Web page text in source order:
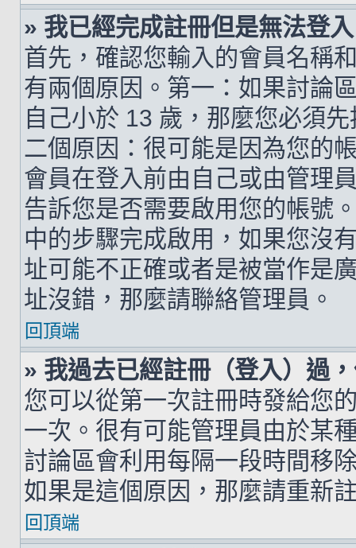
» 我已經完成註冊但是無法登
首先，確認您輸入的會員名稱
有兩個原因。第一：如果討論
自己小於 13 歲，那麼您必須
二個原因：很可能是因為您的
會員在登入前由自己或由管理
告訴您是否需要啟用您的帳號
中的步驟完成啟用，如果您沒
址可能不正確或者是被當作是
址沒錯，那麼請聯絡管理員。
回頂端
» 我過去已經註冊（登入）過
您可以從第一次註冊時發給您
一次。很有可能管理員由於某
討論區會利用每隔一段時間移
如果是這個原因，那麼請重新
回頂端